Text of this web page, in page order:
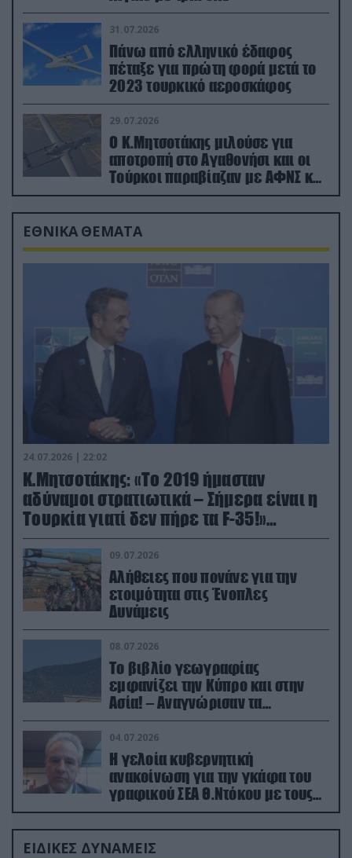
31.07.2026
Πάνω από ελληνικό έδαφος
πέταξε για πρώτη φορά μετά το
2023 τουρκικό αεροσκάφος
29.07.2026
Ο Κ.Μητσοτάκης μιλούσε για
αποτροπή στο Αγαθονήσι και οι
Τούρκοι παραβίαζαν με ΑΦΝΣ και
drone
ΕΘΝΙΚΑ ΘΕΜΑΤΑ
24.07.2026 | 22:02
Κ.Μητσοτάκης: «Το 2019 ήμασταν
αδύναμοι στρατιωτικά – Σήμερα είναι η
Τουρκία γιατί δεν πήρε τα F-35!»
(βίντεο)
09.07.2026
Αλήθειες που πονάνε για την
ετοιμότητα στις Ένοπλες
Δυνάμεις
08.07.2026
Το βιβλίο γεωγραφίας
εμφανίζει την Κύπρο και στην
Ασία! – Αναγνώρισαν τα
κατεχόμενα; (φωτο)
04.07.2026
Η γελοία κυβερνητική
ανακοίνωση για την γκάφα του
γραφικού ΣΕΑ Θ.Ντόκου με τους
Ρώσους φαρσέρ
ΕΙΔΙΚΕΣ ΔΥΝΑΜΕΙΣ